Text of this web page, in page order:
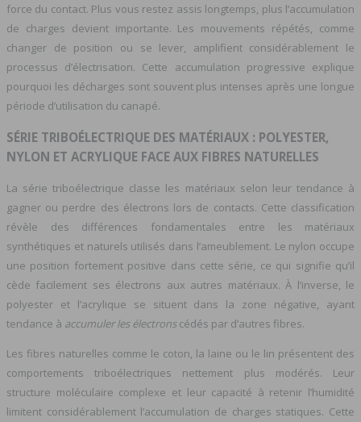
force du contact. Plus vous restez assis longtemps, plus l’accumulation
de charges devient importante. Les mouvements répétés, comme
changer de position ou se lever, amplifient considérablement le
processus d’électrisation. Cette accumulation progressive explique
pourquoi les décharges sont souvent plus intenses après une longue
période d’utilisation du canapé.
SÉRIE TRIBOÉLECTRIQUE DES MATÉRIAUX : POLYESTER,
NYLON ET ACRYLIQUE FACE AUX FIBRES NATURELLES
La série triboélectrique classe les matériaux selon leur tendance à
gagner ou perdre des électrons lors de contacts. Cette classification
révèle des différences fondamentales entre les matériaux
synthétiques et naturels utilisés dans l’ameublement. Le nylon occupe
une position fortement positive dans cette série, ce qui signifie qu’il
cède facilement ses électrons aux autres matériaux. À l’inverse, le
polyester et l’acrylique se situent dans la zone négative, ayant
tendance à accumuler les électronscédés par d’autres fibres.
Les fibres naturelles comme le coton, la laine ou le lin présentent des
comportements triboélectriques nettement plus modérés. Leur
structure moléculaire complexe et leur capacité à retenir l’humidité
limitent considérablement l’accumulation de charges statiques. Cette